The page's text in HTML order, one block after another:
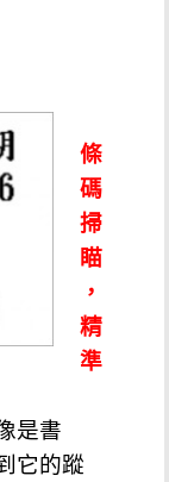
條
碼
掃
瞄
，
精
準
是書
它的蹤